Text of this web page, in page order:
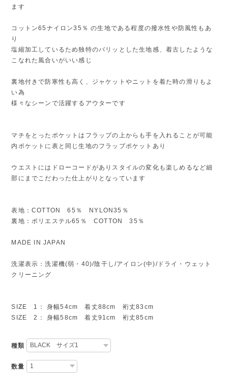
ます
コットン65ナイロン35％ の生地である程度の撥水性や防風性もあ
り
塩縮加工しているため独特のバリッとした生地感、着古したような
こなれた風合いがいい感じ
裏地付きで防寒性も高く、ジャケットやニットを着た時の滑りもよ
い為
様々なシーンで活躍するアウターです
マチをとったポケットはフラップの上からも手を入れることが可能
内ポケットに表と同じ生地のフラップポケットあり
ウエストにはドローコードがありスタイルの変化も楽しめるなど細
部にまでこだわった仕上がりとなっています
表地：COTTON 65％ NYLON35％
裏地：ポリエステル65％ COTTON 35％
MADE IN JAPAN
洗濯表示：洗濯機(弱・40)/陰干し/アイロン(中)/ドライ・ウェット
クリーニング
SIZE 1： 身幅54cm 着丈88cm 裄丈83cm
SIZE 2： 身幅58cm 着丈91cm 裄丈85cm
種類
数量